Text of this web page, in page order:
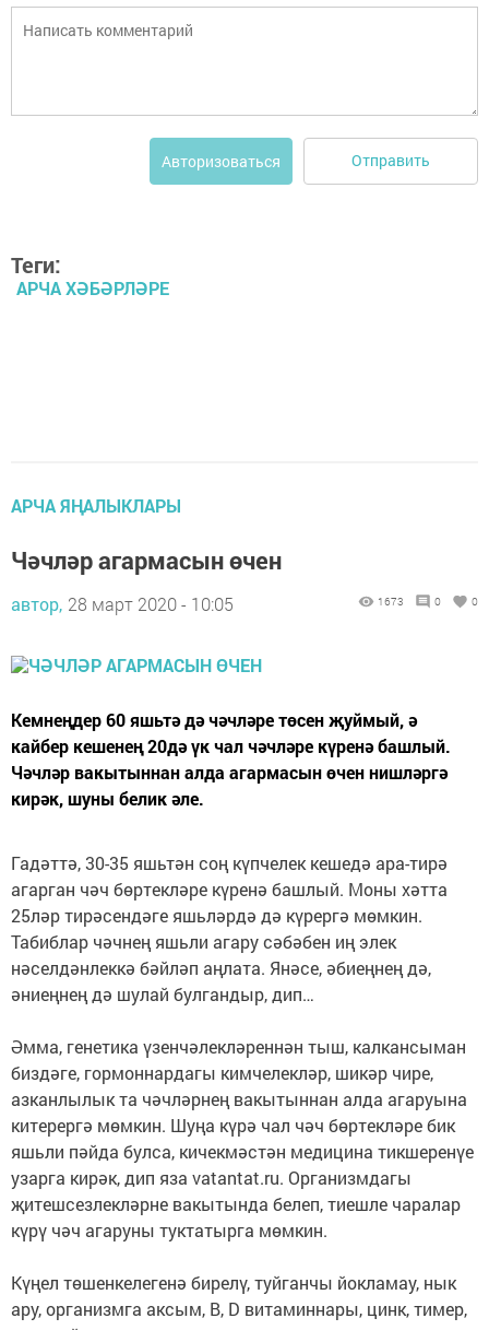
Авторизоваться Отправить
Теги:
АРЧА ХӘБӘРЛӘРЕ
АРЧА ЯҢАЛЫКЛАРЫ
Чәчләр агармасын өчен
автор, 28 март 2020 - 10:05 1673 0 0
Кемнеңдер 60 яшьтә дә чәчләре төсен җуймый, ә
кайбер кешенең 20дә үк чал чәчләре күренә башлый.
Чәчләр вакытыннан алда агармасын өчен нишләргә
кирәк, шуны белик әле.
Гадәттә, 30-35 яшьтән соң күпчелек кешедә ара-тирә
агарган чәч бөртекләре күренә башлый. Моны хәтта
25ләр тирәсендәге яшьләрдә дә күрергә мөмкин.
Табиблар чәчнең яшьли агару сәбәбен иң элек
нәселдәнлеккә бәйләп аңлата. Янәсе, әбиеңнең дә,
әниеңнең дә шулай булгандыр, дип…
Әмма, генетика үзенчәлекләреннән тыш, калкансыман
биздәге, гормоннардагы кимчелекләр, шикәр чире,
азканлылык та чәчләрнең вакытыннан алда агаруына
китерергә мөмкин. Шуңа күрә чал чәч бөртекләре бик
яшьли пәйда булса, кичекмәстән медицина тикшеренүе
узарга кирәк, дип яза vatantat.ru. Организмдагы
җитешсезлекләрне вакытында белеп, тиешле чаралар
күрү чәч агаруны туктатырга мөмкин.
Күңел төшенкелегенә бирелү, туйганчы йокламау, нык
ару, организмга аксым, B, D витаминнары, цинк, тимер,